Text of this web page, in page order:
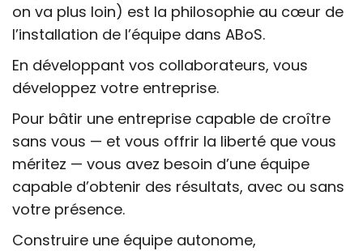
on va plus loin) est la philosophie au cœur de
l’installation de l’équipe dans ABoS.
En développant vos collaborateurs, vous
développez votre entreprise.
Pour bâtir une entreprise capable de croître
sans vous — et vous offrir la liberté que vous
méritez — vous avez besoin d’une équipe
capable d’obtenir des résultats, avec ou sans
votre présence.
Construire une équipe autonome,